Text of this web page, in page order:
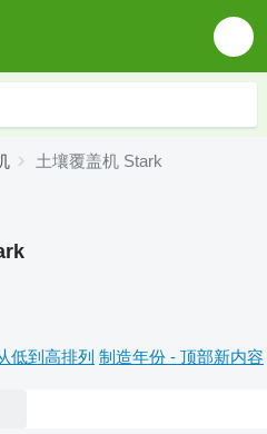
土壤覆盖机 Stark
低到高排列 制造年份 - 顶部新内容